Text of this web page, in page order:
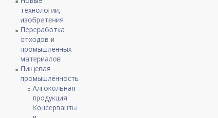
технологии,
изобретения
Переработка
отходов и
промышленных
материалов
Пищевая
промышленность
Алгокольная
продукция
Консерванты